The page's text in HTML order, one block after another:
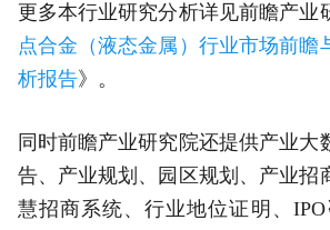
更多本行业研究分析详见前瞻产业
点合金（液态金属）行业市场前瞻
析报告》。
同时前瞻产业研究院还提供产业大
告、产业规划、园区规划、产业招
慧招商系统、行业地位证明、IPO